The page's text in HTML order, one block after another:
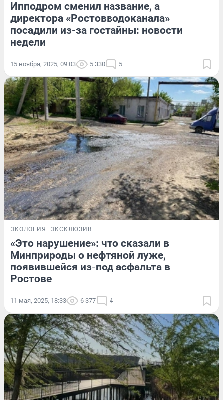
Ипподром сменил название, а
директора «Ростовводоканала»
посадили из-за гостайны: новости
недели
15 ноября, 2025, 09:03 5 330 5
ЭКОЛОГИЯ ЭКСКЛЮЗИВ
«Это нарушение»: что сказали в
Минприроды о нефтяной луже,
появившейся из-под асфальта в
Ростове
11 мая, 2025, 18:33 6 377 4